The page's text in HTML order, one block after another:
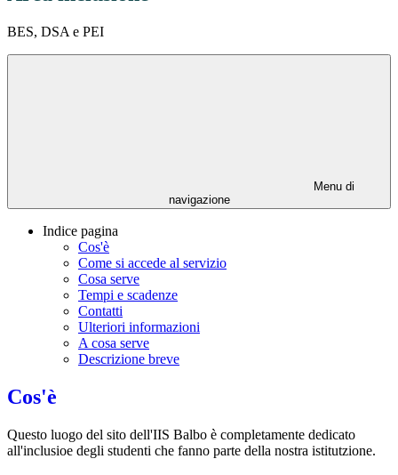
BES, DSA e PEI
Menu di
navigazione
Indice pagina
Cos'è
Come si accede al servizio
Cosa serve
Tempi e scadenze
Contatti
Ulteriori informazioni
A cosa serve
Descrizione breve
Cos'è
Questo luogo del sito dell'IIS Balbo è completamente dedicato
all'inclusioe degli studenti che fanno parte della nostra istitutzione.